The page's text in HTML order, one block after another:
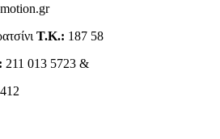
Τ.Κ.: 187 58
211 013 5723 &